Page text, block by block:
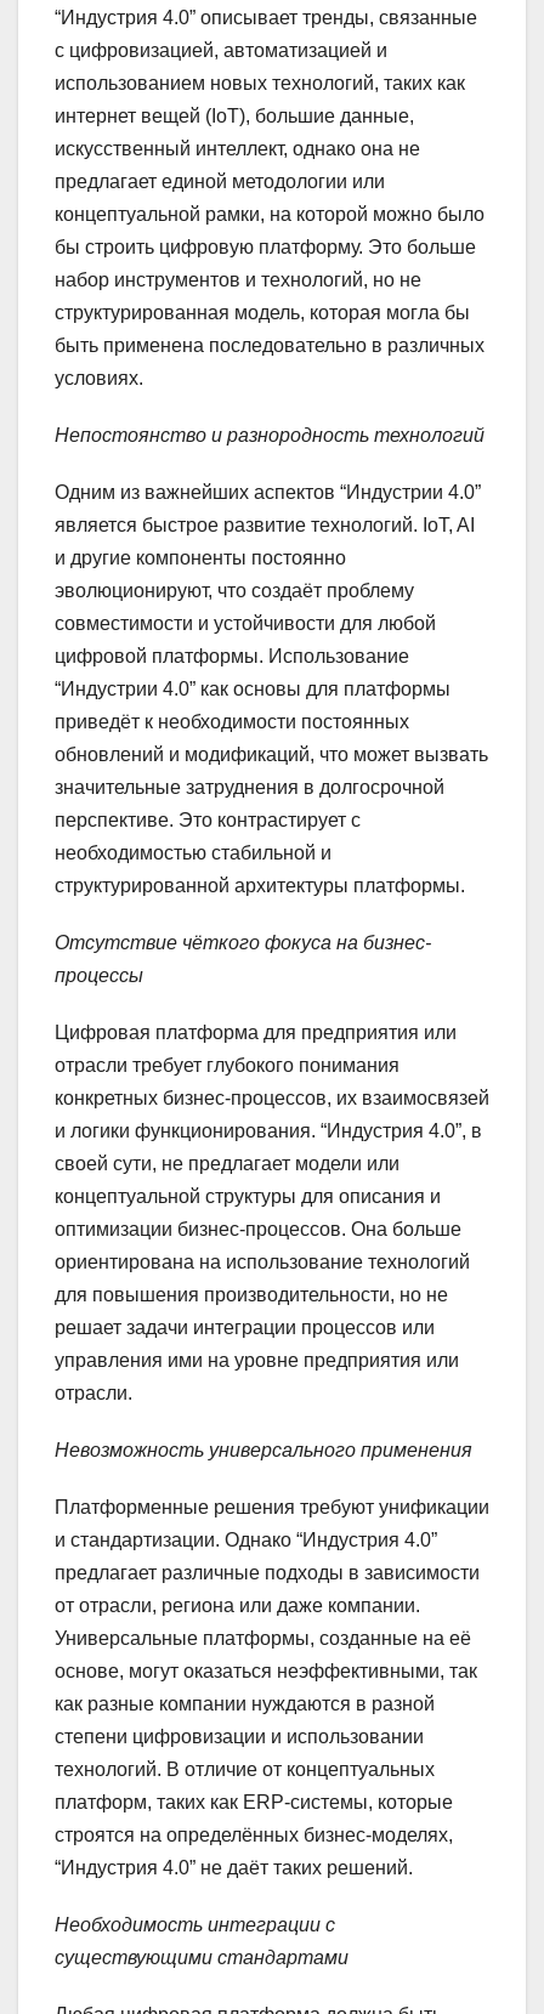
“Индустрия 4.0” описывает тренды, связанные
с цифровизацией, автоматизацией и
использованием новых технологий, таких как
интернет вещей (IoT), большие данные,
искусственный интеллект, однако она не
предлагает единой методологии или
концептуальной рамки, на которой можно было
бы строить цифровую платформу. Это больше
набор инструментов и технологий, но не
структурированная модель, которая могла бы
быть применена последовательно в различных
условиях.
Непостоянство и разнородность технологий
Одним из важнейших аспектов “Индустрии 4.0”
является быстрое развитие технологий. IoT, AI
и другие компоненты постоянно
эволюционируют, что создаёт проблему
совместимости и устойчивости для любой
цифровой платформы. Использование
“Индустрии 4.0” как основы для платформы
приведёт к необходимости постоянных
обновлений и модификаций, что может вызвать
значительные затруднения в долгосрочной
перспективе. Это контрастирует с
необходимостью стабильной и
структурированной архитектуры платформы.
Отсутствие чёткого фокуса на бизнес-
процессы
Цифровая платформа для предприятия или
отрасли требует глубокого понимания
конкретных бизнес-процессов, их взаимосвязей
и логики функционирования. “Индустрия 4.0”, в
своей сути, не предлагает модели или
концептуальной структуры для описания и
оптимизации бизнес-процессов. Она больше
ориентирована на использование технологий
для повышения производительности, но не
решает задачи интеграции процессов или
управления ими на уровне предприятия или
отрасли.
Невозможность универсального применения
Платформенные решения требуют унификации
и стандартизации. Однако “Индустрия 4.0”
предлагает различные подходы в зависимости
от отрасли, региона или даже компании.
Универсальные платформы, созданные на её
основе, могут оказаться неэффективными, так
как разные компании нуждаются в разной
степени цифровизации и использовании
технологий. В отличие от концептуальных
платформ, таких как ERP-системы, которые
строятся на определённых бизнес-моделях,
“Индустрия 4.0” не даёт таких решений.
Необходимость интеграции с
существующими стандартами